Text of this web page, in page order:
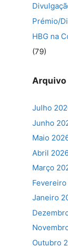
Prémio/
HBG na
(79)
Arquivo
Julho
Junho
Maio
Abril
Março
Janeiro
Outubro